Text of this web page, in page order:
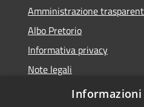
Amministrazione
Albo Pretorio
Informativa privacy
Note legali
Dichiarazione di accessibilità
Informazioni